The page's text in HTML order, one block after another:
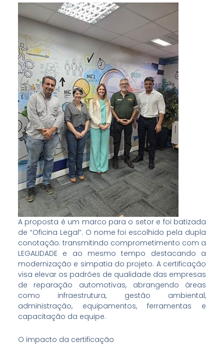
A proposta é um marco para o setor e foi batizada
de “Oficina Legal”. O nome foi escolhido pela dupla
conotação: transmitindo comprometimento com a
LEGALIDADE e ao mesmo tempo destacando a
modernização e simpatia do projeto. A certificação
visa elevar os padrões de qualidade das empresas
de reparação automotivas, abrangendo áreas
como infraestrutura, gestão ambiental,
administração, equipamentos, ferramentas e
capacitação da equipe.
O impacto da certificação